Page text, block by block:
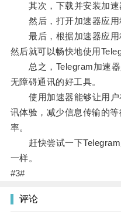
其次，下载并安装加速
然后，打开加速器应用
最后，根据加速器应用
然后就可以畅快地使用
总之，Telegram加速器
无障碍通讯的好工具。
使用加速器能够让用户
讯体验，减少信息传输的
率。
赶快尝试一下Telegram
一样。
#3#
评论